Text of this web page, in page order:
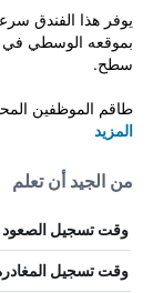
يوفر هذا الفندق
بموقعه الوسطي في
سطح.
طاقم الموظفين المحترف في
المزيد
من الجيد أن تعلم
وقت تسجيل الصعود
وقت تسجيل